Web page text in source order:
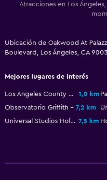
Atracciones en Los
Ubicación de Oakwood At
Boulevard, Los Ángeles, CA
Mejores lugares de interés
Los Angeles County Museum of Art 1,0 km
Observatorio Griffith
7,2 km
Universal Studios Hollywood 7,5 km